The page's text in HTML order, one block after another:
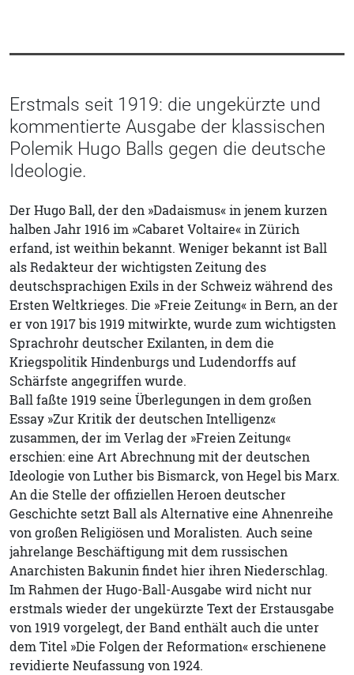
Erstmals seit 1919: die ungekürzte und
kommentierte Ausgabe der klassischen
Polemik Hugo Balls gegen die deutsche
Ideologie.
Der Hugo Ball, der den »Dadaismus« in jenem kurzen
halben Jahr 1916 im »Cabaret Voltaire« in Zürich
erfand, ist weithin bekannt. Weniger bekannt ist Ball
als Redakteur der wichtigsten Zeitung des
deutschsprachigen Exils in der Schweiz während des
Ersten Weltkrieges. Die »Freie Zeitung« in Bern, an der
er von 1917 bis 1919 mitwirkte, wurde zum wichtigsten
Sprachrohr deutscher Exilanten, in dem die
Kriegspolitik Hindenburgs und Ludendorffs auf
Schärfste angegriffen wurde.
Ball faßte 1919 seine Überlegungen in dem großen
Essay »Zur Kritik der deutschen Intelligenz«
zusammen, der im Verlag der »Freien Zeitung«
erschien: eine Art Abrechnung mit der deutschen
Ideologie von Luther bis Bismarck, von Hegel bis Marx.
An die Stelle der offiziellen Heroen deutscher
Geschichte setzt Ball als Alternative eine Ahnenreihe
von großen Religiösen und Moralisten. Auch seine
jahrelange Beschäftigung mit dem russischen
Anarchisten Bakunin findet hier ihren Niederschlag.
Im Rahmen der Hugo-Ball-Ausgabe wird nicht nur
erstmals wieder der ungekürzte Text der Erstausgabe
von 1919 vorgelegt, der Band enthält auch die unter
dem Titel »Die Folgen der Reformation« erschienene
revidierte Neufassung von 1924.